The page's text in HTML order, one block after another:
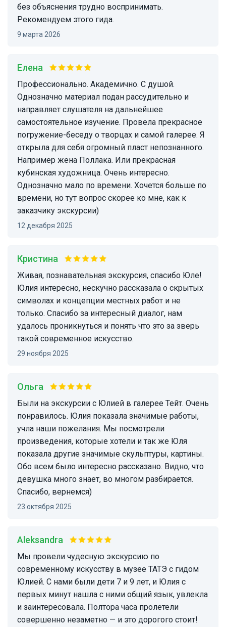
без объяснения трудно воспринимать.
Рекомендуем этого гида.
9 марта 2026
Елена
Профессионально. Академично. С душой.
Однозначно материал подан рассудительно и
направляет слушателя на дальнейшее
самостоятельное изучение. Провела прекрасное
погружение-беседу о творцах и самой галерее. Я
открыла для себя огромный пласт непознанного.
Например жена Поллака. Или прекрасная
кубинская художница. Очень интересно.
Однозначно мало по времени. Хочется больше по
времени, но тут вопрос скорее ко мне, как к
заказчику экскурсии)
12 декабря 2025
Кристина
Живая, познавательная экскурсия, спасибо Юле!
Юлия интересно, нескучно рассказала о скрытых
символах и концепции местных работ и не
только. Спасибо за интересный диалог, нам
удалось проникнуться и понять что это за зверь
такой современное искусство.
29 ноября 2025
Ольга
Были на экскурсии с Юлией в галерее Тейт. Очень
понравилось. Юлия показала значимые работы,
учла наши пожелания. Мы посмотрели
произведения, которые хотели и так же Юля
показала другие значимые скульптуры, картины.
Обо всем было интересно рассказано. Видно, что
девушка много знает, во многом разбирается.
Спасибо, вернемся)
23 октября 2025
Aleksandra
Мы провели чудесную экскурсию по
современному искусству в музее ТАТЭ с гидом
Юлией. С нами были дети 7 и 9 лет, и Юлия с
первых минут нашла с ними общий язык, увлекла
и заинтересовала. Полтора часа пролетели
совершенно незаметно — и это дорогого стоит!